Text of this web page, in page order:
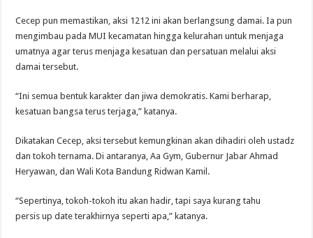
Cecep pun memastikan, aksi 1212 ini akan berlangsung damai. Ia pun
mengimbau pada MUI kecamatan hingga kelurahan untuk menjaga
umatnya agar terus menjaga kesatuan dan persatuan melalui aksi
damai tersebut.
“Ini semua bentuk karakter dan jiwa demokratis. Kami berharap,
kesatuan bangsa terus terjaga,” katanya.
Dikatakan Cecep, aksi tersebut kemungkinan akan dihadiri oleh ustadz
dan tokoh ternama. Di antaranya, Aa Gym, Gubernur Jabar Ahmad
Heryawan, dan Wali Kota Bandung Ridwan Kamil.
“Sepertinya, tokoh-tokoh itu akan hadir, tapi saya kurang tahu
persis up date terakhirnya seperti apa,” katanya.